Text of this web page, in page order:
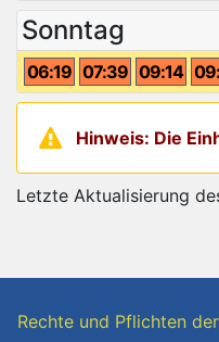
Sonntag
06:19 07:39 09:14
Hinweis: Die
Letzte Aktualisierung
Rechte und Pflichten